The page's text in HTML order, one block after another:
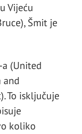
Vijeću
Šmit je
(United
and
To isključuje
koliko